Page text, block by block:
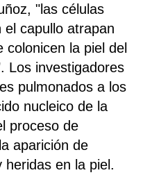
"las células
capullo atrapan
colonicen la piel del
Los investigadores
pulmonados a los
nucleico de la
proceso de
aparición de
en la piel.